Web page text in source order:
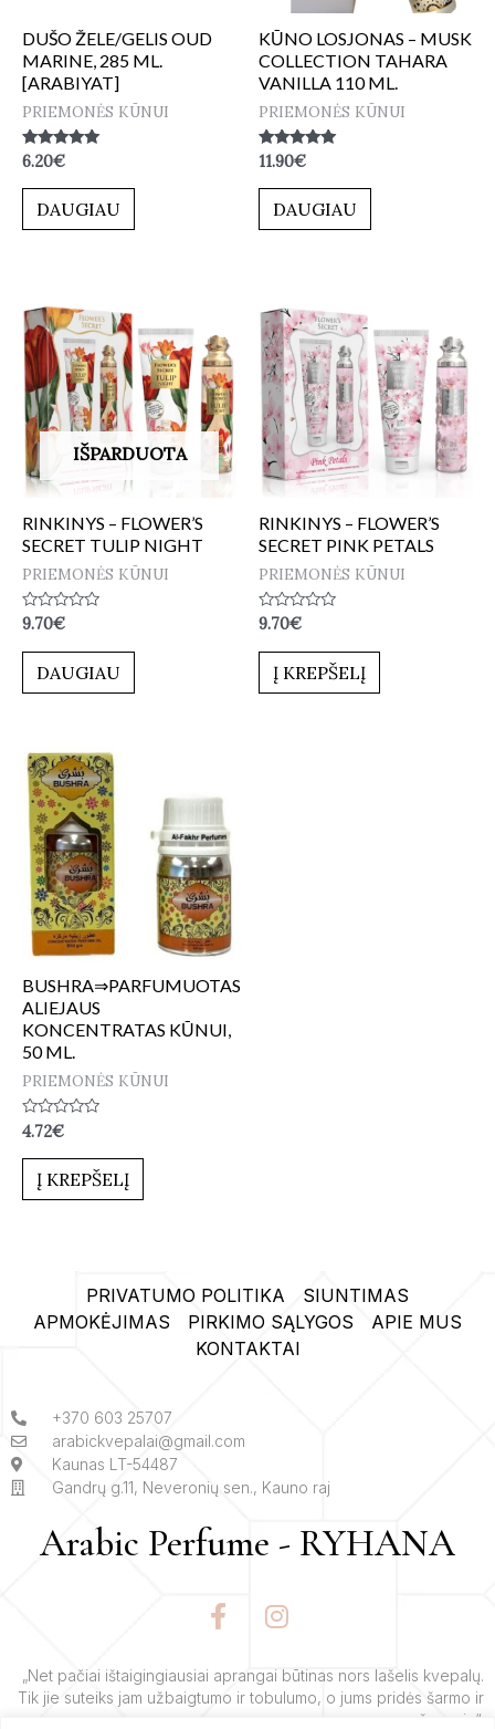
DUŠO ŽELE/GELIS OUD
MARINE, 285 ML.
[ARABIYAT]
PRIEMONĖS KŪNUI
Įvertinimas:
iš 5
6.20€
DAUGIAU
KŪNO LOSJONAS – MUSK
COLLECTION TAHARA
VANILLA 110 ML.
PRIEMONĖS KŪNUI
Įvertinimas:
iš 5
11.90€
DAUGIAU
IŠPARDUOTA
RINKINYS – FLOWER’S
SECRET TULIP NIGHT
PRIEMONĖS KŪNUI
Įvertinimas:
iš
9.70€
DAUGIAU
RINKINYS – FLOWER’S
SECRET PINK PETALS
PRIEMONĖS KŪNUI
Įvertinimas:
iš
9.70€
Į KREPŠELĮ
BUSHRA⇒PARFUMUOTAS
ALIEJAUS
KONCENTRATAS KŪNUI,
50 ML.
PRIEMONĖS KŪNUI
Įvertinimas:
0
iš
4.72€
Į KREPŠELĮ
PRIVATUMO POLITIKA
SIUNTIMAS
APMOKĖJIMAS
PIRKIMO SĄLYGOS
APIE MUS
KONTAKTAI
+370 603 25707
arabickvepalai@gmail.com
Kaunas LT-54487
Gandrų g.11, Neveronių sen., Kauno raj
Arabic Perfume - RYHANA
F
a
e
b
I
n
t
a
„Net pačiai ištaigingiausiai aprangai būtinas nors lašelis kvepalų.
Tik jie suteiks jam užbaigtumo ir tobulumo, o jums pridės šarmo ir
žavesio“.